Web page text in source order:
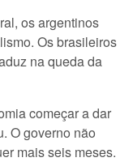
os argentinos
Os brasileiros
na queda da
começar a dar
O governo não
mais seis meses.